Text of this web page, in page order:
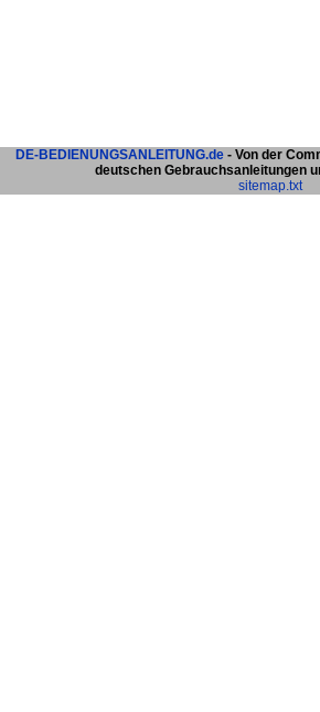
DE-BEDIENUNGSANLEITUNG.de - Von der
deutschen Gebrauchsanleitungen
sitemap.txt